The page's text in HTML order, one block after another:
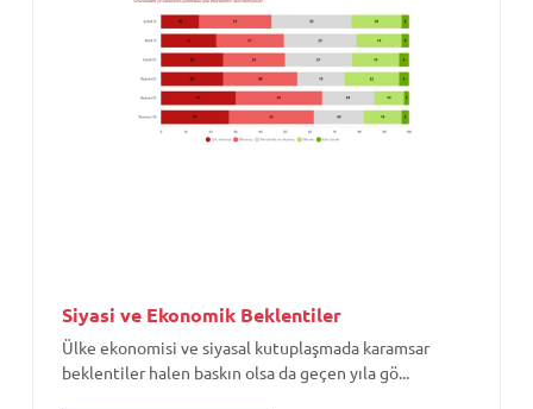
Siyasi ve Ekonomik Beklentiler
Ülke ekonomisi ve siyasal kutuplaşmada karamsar
beklentiler halen baskın olsa da geçen yıla gö...